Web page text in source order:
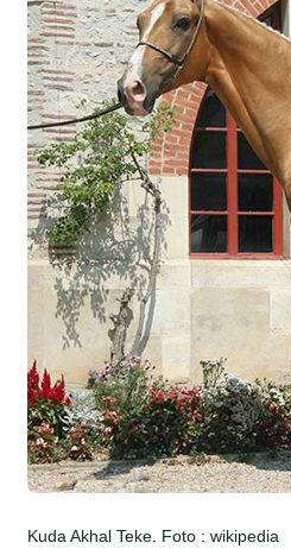
Kuda Akhal Teke. Foto : wikipedia